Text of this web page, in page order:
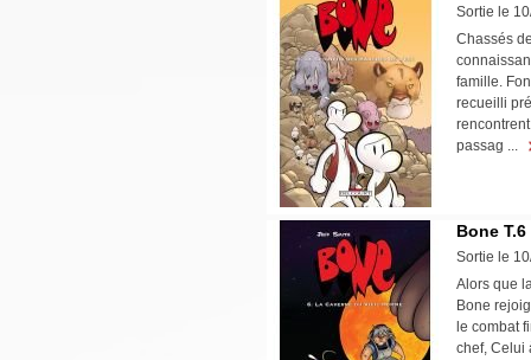
Sortie le
Chassés
famille.
recueilli
passag ...
Bone T.6
Sortie le
Alors que
Bone
le combat
chef, Celui